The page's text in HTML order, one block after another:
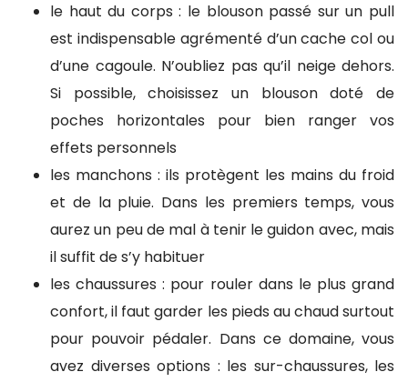
le haut du corps : le blouson passé sur un pull
est indispensable agrémenté d’un cache col ou
d’une cagoule. N’oubliez pas qu’il neige dehors.
Si possible, choisissez un blouson doté de
poches horizontales pour bien ranger vos
effets personnels
les manchons : ils protègent les mains du froid
et de la pluie. Dans les premiers temps, vous
aurez un peu de mal à tenir le guidon avec, mais
il suffit de s’y habituer
les chaussures : pour rouler dans le plus grand
confort, il faut garder les pieds au chaud surtout
pour pouvoir pédaler. Dans ce domaine, vous
avez diverses options : les sur-chaussures, les